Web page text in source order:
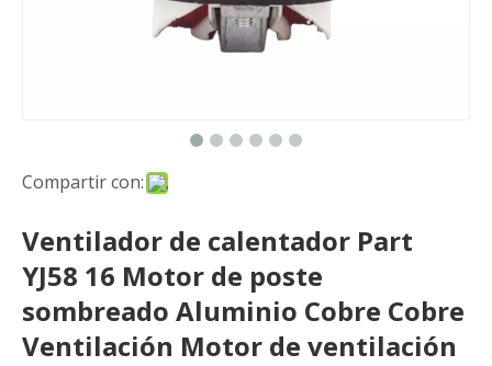
Compartir con:
Ventilador de calentador Part
YJ58 16 Motor de poste
sombreado Aluminio Cobre Cobre
Ventilación Motor de ventilación